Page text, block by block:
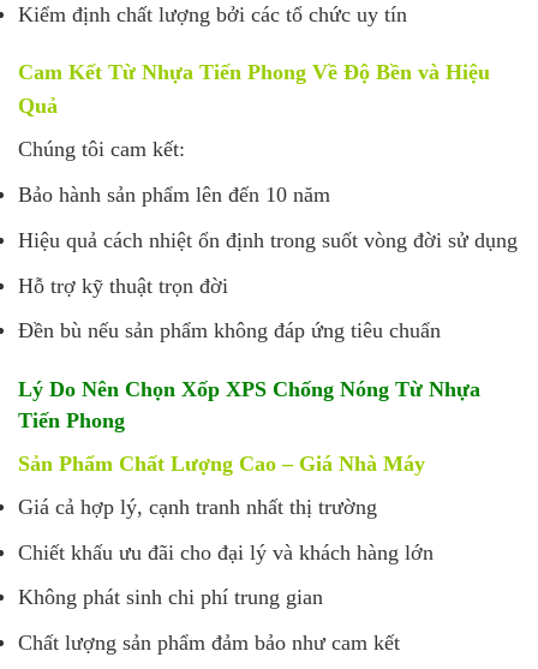
Kiểm định chất lượng bởi các tổ chức uy tín
Cam Kết Từ Nhựa Tiến Phong Về Độ Bền và Hiệu
Quả
Chúng tôi cam kết:
Bảo hành sản phẩm lên đến 10 năm
Hiệu quả cách nhiệt ổn định trong suốt vòng đời sử dụng
Hỗ trợ kỹ thuật trọn đời
Đền bù nếu sản phẩm không đáp ứng tiêu chuẩn
Lý Do Nên Chọn Xốp XPS Chống Nóng Từ Nhựa
Tiến Phong
Sản Phẩm Chất Lượng Cao – Giá Nhà Máy
Giá cả hợp lý, cạnh tranh nhất thị trường
Chiết khấu ưu đãi cho đại lý và khách hàng lớn
Không phát sinh chi phí trung gian
Chất lượng sản phẩm đảm bảo như cam kết